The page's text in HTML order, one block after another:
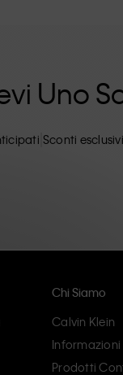
Uno
Sconti esclusivi
Chi Siamo
Calvin Klein
Prodotti